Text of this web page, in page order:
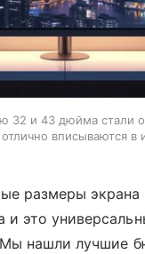
32 и 43 дюйма стали
вписываются в
размеры
это
нашли лучшие